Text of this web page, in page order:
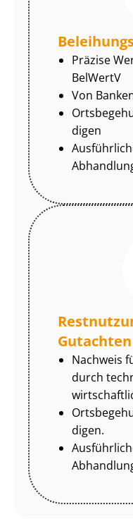
Präzise
BelWertV
Von
di­gen
Gutachten
Nachweis
durch
di­gen.